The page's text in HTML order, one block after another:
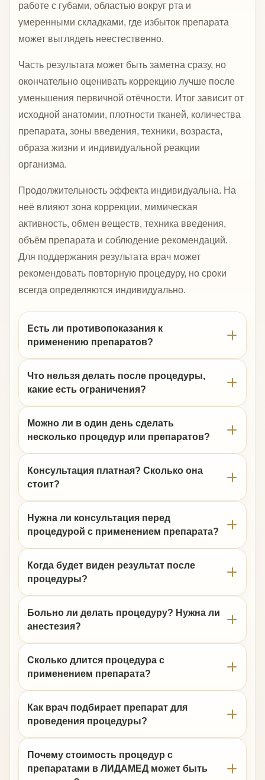
работе с губами, областью вокруг рта и
умеренными складками, где избыток препарата
может выглядеть неестественно.
Часть результата может быть заметна сразу, но
окончательно оценивать коррекцию лучше после
уменьшения первичной отёчности. Итог зависит от
исходной анатомии, плотности тканей, количества
препарата, зоны введения, техники, возраста,
образа жизни и индивидуальной реакции
организма.
Продолжительность эффекта индивидуальна. На
неё влияют зона коррекции, мимическая
активность, обмен веществ, техника введения,
объём препарата и соблюдение рекомендаций.
Для поддержания результата врач может
рекомендовать повторную процедуру, но сроки
всегда определяются индивидуально.
Есть ли противопоказания к
применению препаратов?
Что нельзя делать после процедуры,
какие есть ограничения?
Можно ли в один день сделать
несколько процедур или препаратов?
Консультация платная? Сколько она
стоит?
Нужна ли консультация перед
процедурой с применением препарата?
Когда будет виден результат после
процедуры?
Больно ли делать процедуру? Нужна ли
анестезия?
Сколько длится процедура с
применением препарата?
Как врач подбирает препарат для
проведения процедуры?
Почему стоимость процедур с
препаратами в ЛИДАМЕД может быть